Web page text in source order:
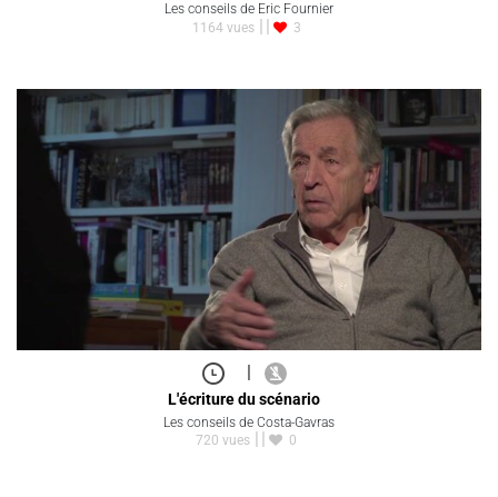
Les conseils de Eric Fournier
1164 vues
3
|
L'écriture du scénario
Les conseils de Costa-Gavras
720 vues
0